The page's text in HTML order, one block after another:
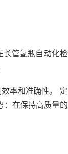
长管氢瓶自动化检
率和准确性。 定
：在保持高质量的